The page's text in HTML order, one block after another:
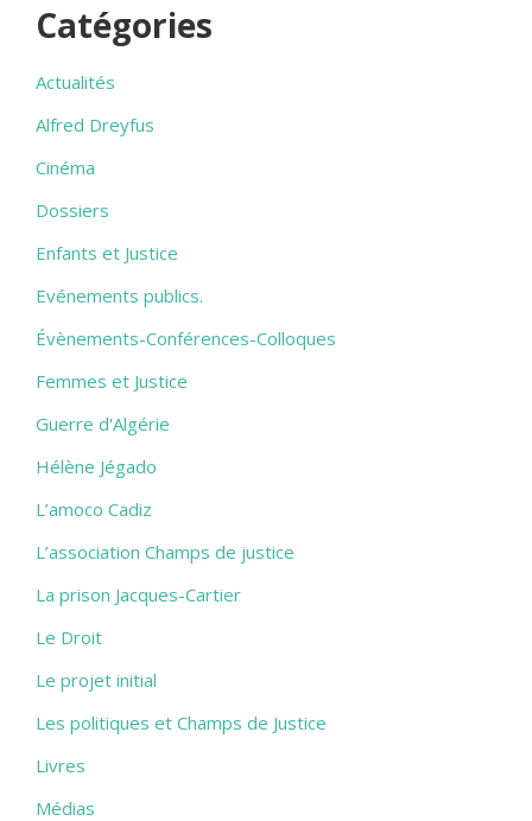
Catégories
Actualités
Alfred Dreyfus
Cinéma
Dossiers
Enfants et Justice
Evénements publics.
Évènements-Conférences-Colloques
Femmes et Justice
Guerre d'Algérie
Hélène Jégado
L’amoco Cadiz
L’association Champs de justice
La prison Jacques-Cartier
Le Droit
Le projet initial
Les politiques et Champs de Justice
Livres
Médias